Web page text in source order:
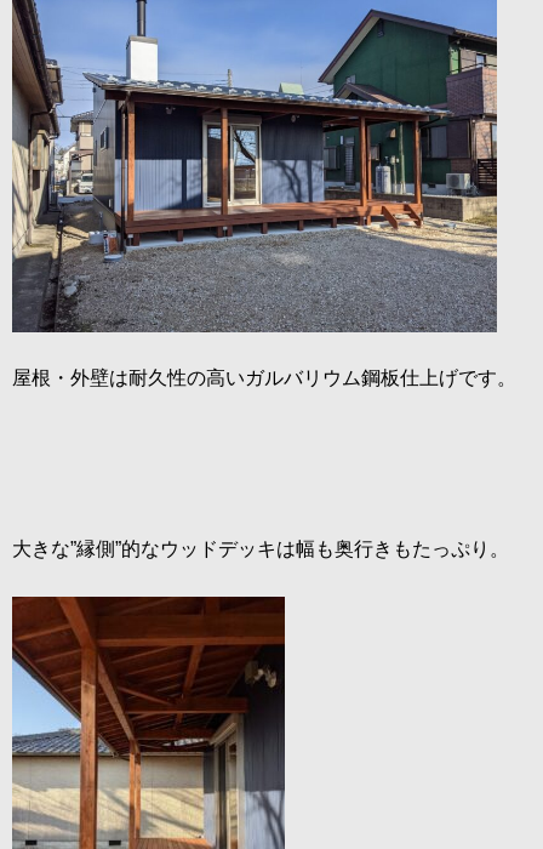
屋根・外壁は耐久性の高いガルバリウム鋼板仕上げです。
大きな”縁側”的なウッドデッキは幅も奥行きもたっぷり。